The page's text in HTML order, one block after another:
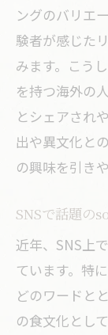
ングのバリエ
験者が感じた
みます。こう
を持つ海外の
とシェアされ
出や異文化と
の興味を引き
SNSで話題の
近年、SNS上
ています。特
どのワードと
の食文化とし